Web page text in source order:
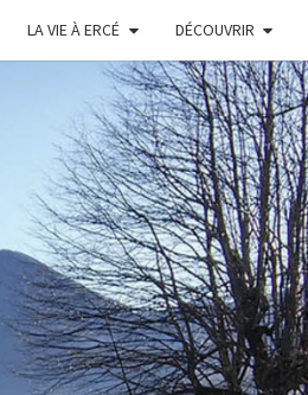
LA VIE À ERCÉ DÉCOUVRIR